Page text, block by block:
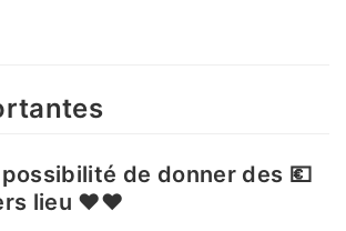
de donner des 💶
lieu ♥️♥️